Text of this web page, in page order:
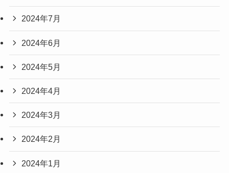
2024年7月
2024年6月
2024年5月
2024年4月
2024年3月
2024年2月
2024年1月